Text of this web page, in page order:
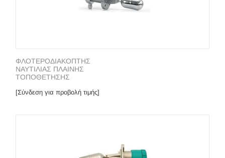
ΦΛΟΤΕΡΟΔΙΑΚΟΠΤΗΣ
ΝΑΥΤΙΛΙΑΣ ΠΛΑΙΝΗΣ
ΤΟΠΟΘΕΤΗΣΗΣ
[Σύνδεση για προβολή τιμής]